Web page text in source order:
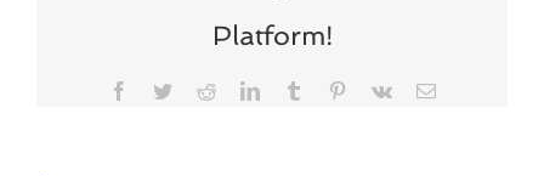
Platform!
Facebook
TwitterRedditLinkedInTumblr Pinterest
Vk
E-